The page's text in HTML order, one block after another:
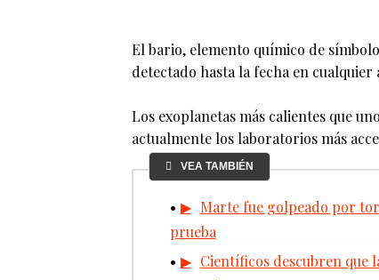
El bario, elemento químico de
detectado hasta la fecha en
Los exoplanetas más calientes que
actualmente los laboratorios más
VEA TAMBIÉN
Marte fue golpeado por
prueba
Científicos descubren que